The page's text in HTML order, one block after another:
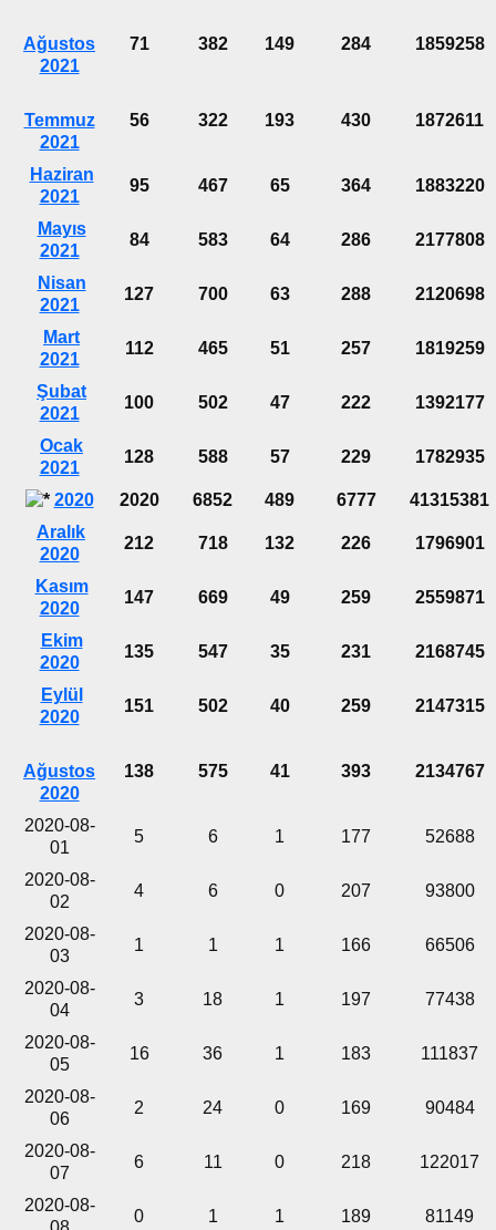
Ağustos
2021
71 382 149 284 1859258
Temmuz
2021
56 322 193 430 1872611
Haziran
2021
95 467 65 364 1883220
Mayıs
2021
84 583 64 286 2177808
Nisan
2021
127 700 63 288 2120698
Mart
2021
112 465 51 257 1819259
Şubat
2021
100 502 47 222 1392177
Ocak
2021
128 588 57 229 1782935
2020 2020 6852 489 6777
41315381
Aralık
2020
212 718 132 226 1796901
Kasım
2020
147 669 49 259 2559871
Ekim
2020
135 547 35 231 2168745
Eylül
2020
151 502 40 259 2147315
Ağustos
2020
138 575 41 393 2134767
2020-08-
01
5 6 1 177 52688
2020-08-
02
4 6 0 207 93800
2020-08-
03
1 1 1 166 66506
2020-08-
04
3 18 1 197 77438
2020-08-
05
16 36 1 183 111837
2020-08-
06
2 24 0 169 90484
2020-08-
07
6 11 0 218 122017
2020-08-
0 1 1 189 81149